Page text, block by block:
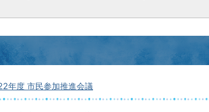
年度 市民参加推進会議